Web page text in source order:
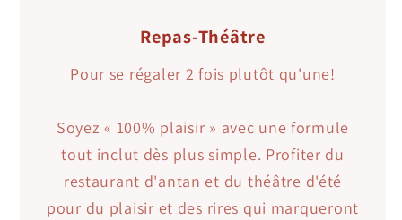
Repas-Théâtre
Pour se régaler 2 fois plutôt qu'une!
Soyez « 100% plaisir » avec une formule
tout inclut dès plus simple. Profiter du
restaurant d'antan et du théâtre d'été
pour du plaisir et des rires qui marqueront